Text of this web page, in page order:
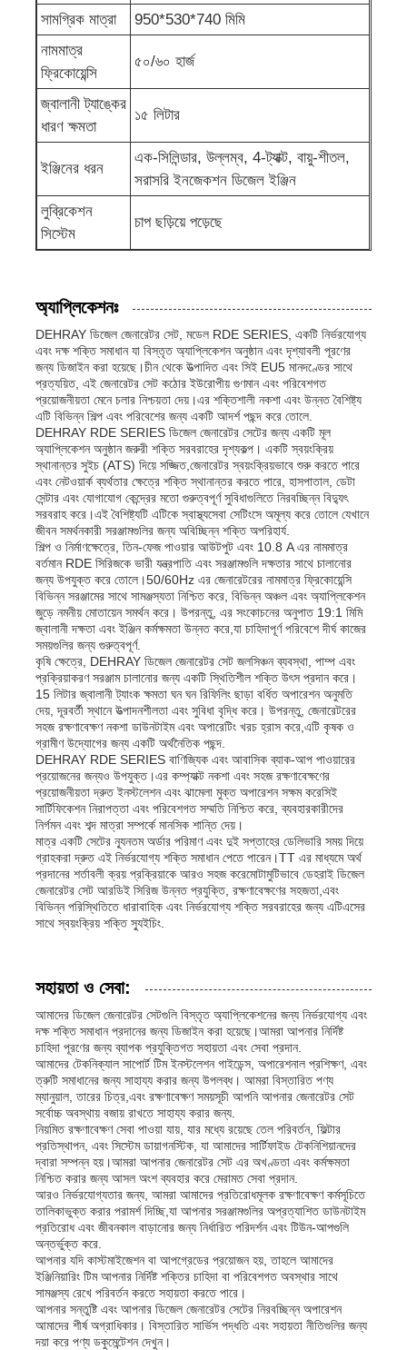
শব্দরোধী জেনারেটর সেট
বাড়ির ব্যবহারের জন্য জেনারেটর
ক্যানোপি জেনারেটর সেট
নিম্ন শব্দ জেনারেটর
ঢালাই জেনারেটর সেট
জেনারেটর ডিজেল ইঞ্জিন
নিকাশী জল পাম্প
সামগ্রিক মাত্রা
950*530*740 মিমি
নামমাত্র
ফ্রিকোয়েন্সি
৫০/৬০ হার্জ
জ্বালানী ট্যাঙ্কের
ধারণ ক্ষমতা
১৫ লিটার
ইঞ্জিনের ধরন
এক-সিলিন্ডার, উল্লম্ব, 4-ট্যাক্ট, বায়ু-শীতল,
সরাসরি ইনজেকশন ডিজেল ইঞ্জিন
লুব্রিকেশন
সিস্টেম
চাপ ছড়িয়ে পড়েছে
অ্যাপ্লিকেশনঃ
DEHRAY ডিজেল জেনারেটর সেট, মডেল RDE SERIES, একটি নির্ভরযোগ্য
এবং দক্ষ শক্তি সমাধান যা বিস্তৃত অ্যাপ্লিকেশন অনুষ্ঠান এবং দৃশ্যাবলী পূরণের
জন্য ডিজাইন করা হয়েছে।চীন থেকে উত্পাদিত এবং সিই EU5 মানদণ্ডের সাথে
প্রত্যয়িত, এই জেনারেটর সেট কঠোর ইউরোপীয় গুণমান এবং পরিবেশগত
প্রয়োজনীয়তা মেনে চলার নিশ্চয়তা দেয়।এর শক্তিশালী নকশা এবং উন্নত বৈশিষ্ট্য
এটি বিভিন্ন শিল্প এবং পরিবেশের জন্য একটি আদর্শ পছন্দ করে তোলে.
DEHRAY RDE SERIES ডিজেল জেনারেটর সেটের জন্য একটি মূল
অ্যাপ্লিকেশন অনুষ্ঠান জরুরী শক্তি সরবরাহের দৃশ্যকল্প। একটি স্বয়ংক্রিয়
স্থানান্তর সুইচ (ATS) দিয়ে সজ্জিত,জেনারেটর স্বয়ংক্রিয়ভাবে শুরু করতে পারে
এবং নেটওয়ার্ক ব্যর্থতার ক্ষেত্রে শক্তি স্থানান্তর করতে পারে, হাসপাতাল, ডেটা
সেন্টার এবং যোগাযোগ কেন্দ্রের মতো গুরুত্বপূর্ণ সুবিধাগুলিতে নিরবচ্ছিন্ন বিদ্যুৎ
সরবরাহ করে।এই বৈশিষ্ট্যটি এটিকে স্বাস্থ্যসেবা সেটিংসে অমূল্য করে তোলে যেখানে
জীবন সমর্থনকারী সরঞ্জামগুলির জন্য অবিচ্ছিন্ন শক্তি অপরিহার্য.
শিল্প ও নির্মাণক্ষেত্রে, তিন-ফেজ পাওয়ার আউটপুট এবং 10.8 A এর নামমাত্র
বর্তমান RDE সিরিজকে ভারী যন্ত্রপাতি এবং সরঞ্জামগুলি দক্ষতার সাথে চালানোর
জন্য উপযুক্ত করে তোলে।50/60Hz এর জেনারেটরের নামমাত্র ফ্রিকোয়েন্সি
বিভিন্ন সরঞ্জামের সাথে সামঞ্জস্যতা নিশ্চিত করে, বিভিন্ন অঞ্চল এবং অ্যাপ্লিকেশন
জুড়ে নমনীয় মোতায়েন সমর্থন করে। উপরন্তু, এর সংকোচনের অনুপাত 19:1 মিমি
জ্বালানী দক্ষতা এবং ইঞ্জিন কর্মক্ষমতা উন্নত করে,যা চাহিদাপূর্ণ পরিবেশে দীর্ঘ কাজের
সময়গুলির জন্য গুরুত্বপূর্ণ.
কৃষি ক্ষেত্রে, DEHRAY ডিজেল জেনারেটর সেট জলসিঞ্চন ব্যবস্থা, পাম্প এবং
প্রক্রিয়াকরণ সরঞ্জাম চালানোর জন্য একটি স্থিতিশীল শক্তি উৎস প্রদান করে।
15 লিটার জ্বালানী ট্যাংক ক্ষমতা ঘন ঘন রিফিলিং ছাড়া বর্ধিত অপারেশন অনুমতি
দেয়, দূরবর্তী স্থানে উত্পাদনশীলতা এবং সুবিধা বৃদ্ধি করে। উপরন্তু, জেনারেটরের
সহজ রক্ষণাবেক্ষণ নকশা ডাউনটাইম এবং অপারেটিং খরচ হ্রাস করে,এটি কৃষক ও
গ্রামীণ উদ্যোগের জন্য একটি অর্থনৈতিক পছন্দ.
DEHRAY RDE SERIES বাণিজ্যিক এবং আবাসিক ব্যাক-আপ পাওয়ারের
প্রয়োজনের জন্যও উপযুক্ত।এর কম্প্যাক্ট নকশা এবং সহজ রক্ষণাবেক্ষণের
প্রয়োজনীয়তা দ্রুত ইনস্টলেশন এবং ঝামেলা মুক্ত অপারেশন সক্ষম করেসিই
সার্টিফিকেশন নিরাপত্তা এবং পরিবেশগত সম্মতি নিশ্চিত করে, ব্যবহারকারীদের
নির্গমন এবং শব্দ মাত্রা সম্পর্কে মানসিক শান্তি দেয়।
মাত্র একটি সেটের ন্যূনতম অর্ডার পরিমাণ এবং দুই সপ্তাহের ডেলিভারি সময় দিয়ে
গ্রাহকরা দ্রুত এই নির্ভরযোগ্য শক্তি সমাধান পেতে পারেন।TT এর মাধ্যমে অর্থ
প্রদানের শর্তাবলী ক্রয় প্রক্রিয়াকে আরও সহজ করেমোটামুটিভাবে ডেহরাই ডিজেল
জেনারেটর সেট আরডিই সিরিজ উন্নত প্রযুক্তি, রক্ষণাবেক্ষণের সহজতা,এবং
বিভিন্ন পরিস্থিতিতে ধারাবাহিক এবং নির্ভরযোগ্য শক্তি সরবরাহের জন্য এটিএসের
সাথে স্বয়ংক্রিয় শক্তি স্যুইচিং.
সহায়তা ও সেবা:
আমাদের ডিজেল জেনারেটর সেটগুলি বিস্তৃত অ্যাপ্লিকেশনের জন্য নির্ভরযোগ্য এবং
দক্ষ শক্তি সমাধান প্রদানের জন্য ডিজাইন করা হয়েছে।আমরা আপনার নির্দিষ্ট
চাহিদা পূরণের জন্য ব্যাপক প্রযুক্তিগত সহায়তা এবং সেবা প্রদান.
আমাদের টেকনিক্যাল সাপোর্ট টিম ইনস্টলেশন গাইডেন্স, অপারেশনাল প্রশিক্ষণ, এবং
ত্রুটি সমাধানের জন্য সাহায্য করার জন্য উপলব্ধ। আমরা বিস্তারিত পণ্য
ম্যানুয়াল, তারের চিত্র,এবং রক্ষণাবেক্ষণ সময়সূচী আপনি আপনার জেনারেটর সেট
সর্বোচ্চ অবস্থায় বজায় রাখতে সাহায্য করার জন্য.
নিয়মিত রক্ষণাবেক্ষণ সেবা পাওয়া যায়, যার মধ্যে রয়েছে তেল পরিবর্তন, ফিল্টার
প্রতিস্থাপন, এবং সিস্টেম ডায়াগনস্টিক, যা আমাদের সার্টিফাইড টেকনিশিয়ানদের
দ্বারা সম্পন্ন হয়।আমরা আপনার জেনারেটর সেট এর অখণ্ডতা এবং কর্মক্ষমতা
নিশ্চিত করার জন্য আসল অংশ ব্যবহার করে মেরামত সেবা প্রদান.
আরও নির্ভরযোগ্যতার জন্য, আমরা আমাদের প্রতিরোধমূলক রক্ষণাবেক্ষণ কর্মসূচিতে
তালিকাভুক্ত করার পরামর্শ দিচ্ছি,যা আপনার সরঞ্জামগুলির অপ্রত্যাশিত ডাউনটাইম
প্রতিরোধ এবং জীবনকাল বাড়ানোর জন্য নির্ধারিত পরিদর্শন এবং টিউন-আপগুলি
অন্তর্ভুক্ত করে.
আপনার যদি কাস্টমাইজেশন বা আপগ্রেডের প্রয়োজন হয়, তাহলে আমাদের
ইঞ্জিনিয়ারিং টিম আপনার নির্দিষ্ট শক্তির চাহিদা বা পরিবেশগত অবস্থার সাথে
সামঞ্জস্য রেখে পরিবর্তন করতে সহায়তা করতে পারে।
আপনার সন্তুষ্টি এবং আপনার ডিজেল জেনারেটর সেটের নিরবচ্ছিন্ন অপারেশন
আমাদের শীর্ষ অগ্রাধিকার। বিস্তারিত সার্ভিস পদ্ধতি এবং সহায়তা নীতিগুলির জন্য
দয়া করে পণ্য ডকুমেন্টেশন দেখুন।